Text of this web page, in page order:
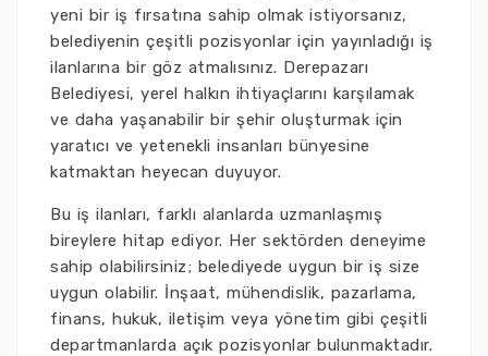
yeni bir iş fırsatına sahip olmak istiyorsanız,
belediyenin çeşitli pozisyonlar için yayınladığı iş
ilanlarına bir göz atmalısınız. Derepazarı
Belediyesi, yerel halkın ihtiyaçlarını karşılamak
ve daha yaşanabilir bir şehir oluşturmak için
yaratıcı ve yetenekli insanları bünyesine
katmaktan heyecan duyuyor.
Bu iş ilanları, farklı alanlarda uzmanlaşmış
bireylere hitap ediyor. Her sektörden deneyime
sahip olabilirsiniz; belediyede uygun bir iş size
uygun olabilir. İnşaat, mühendislik, pazarlama,
finans, hukuk, iletişim veya yönetim gibi çeşitli
departmanlarda açık pozisyonlar bulunmaktadır.